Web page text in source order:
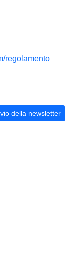
regolamento
della newsletter